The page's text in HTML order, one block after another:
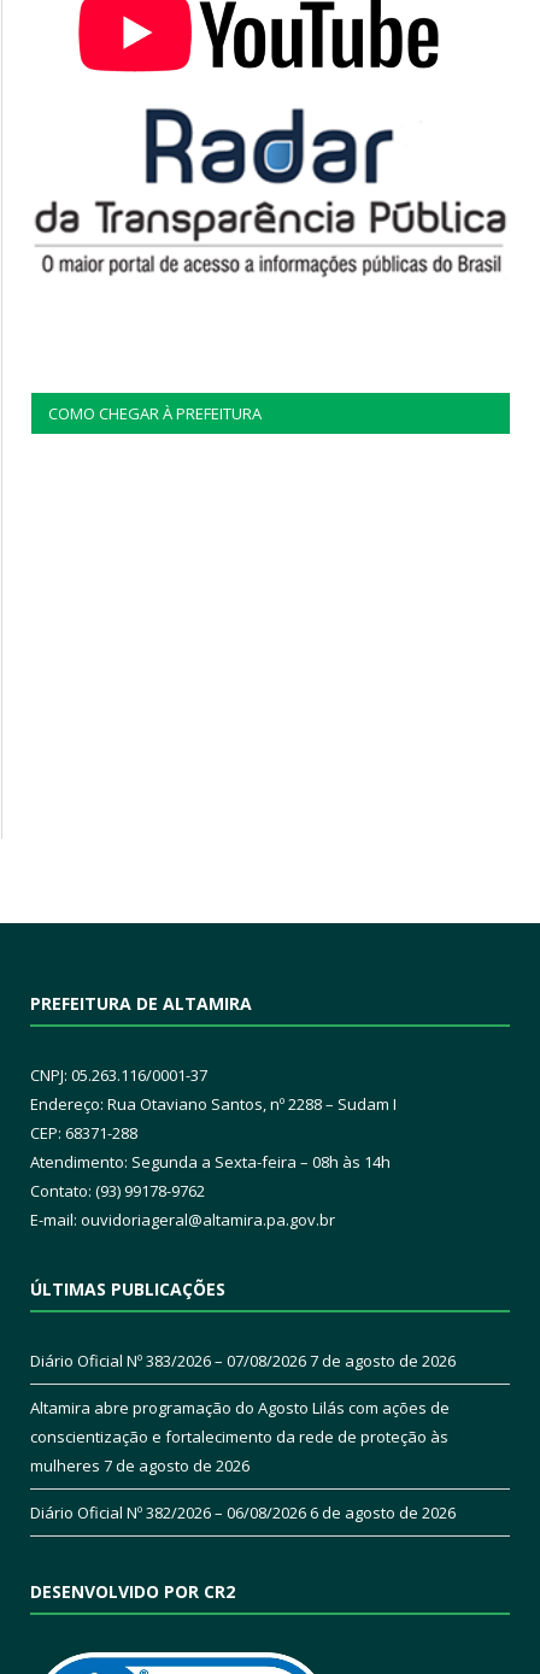
COMO CHEGAR À PREFEITURA
PREFEITURA DE ALTAMIRA
CNPJ: 05.263.116/0001-37
Endereço: Rua Otaviano Santos, nº 2288 – Sudam I
CEP: 68371-288
Atendimento: Segunda a Sexta-feira – 08h às 14h
Contato: (93) 99178-9762
E-mail: ouvidoriageral@altamira.pa.gov.br
ÚLTIMAS PUBLICAÇÕES
Diário Oficial Nº 383/2026 – 07/08/20267 de agosto de 2026
Altamira abre programação do Agosto Lilás com ações de
conscientização e fortalecimento da rede de proteção às
mulheres 7 de agosto de 2026
Diário Oficial Nº 382/2026 – 06/08/20266 de agosto de 2026
DESENVOLVIDO POR CR2